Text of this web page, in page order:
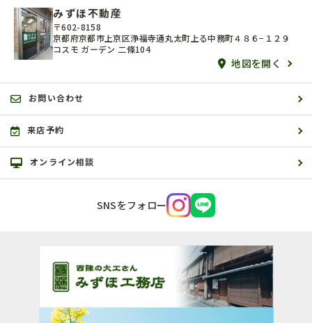
みずほ不動産
〒602-8158
京都府京都市上京区浄福寺通丸太町上る中務町４８６−１２９
コスモ ガーデン 二條104
地図を開く
お問い合わせ
来店予約
オンライン相談
SNSをフォロー